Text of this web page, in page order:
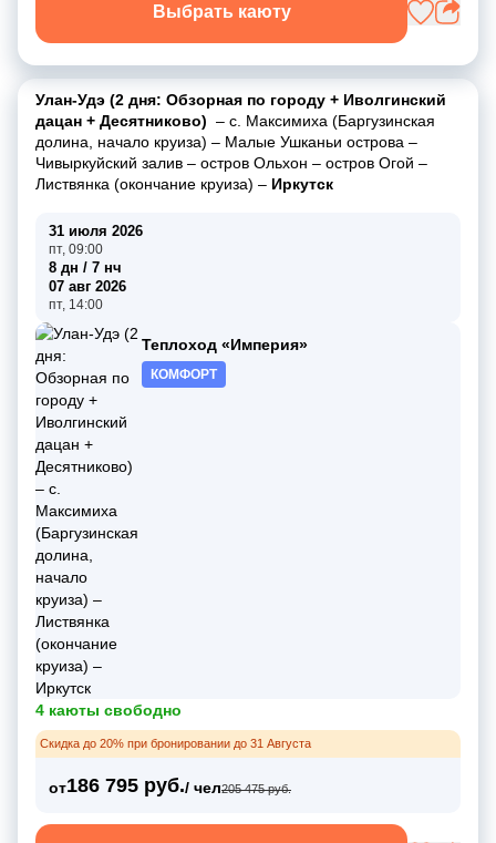
Выбрать каюту
Улан-Удэ (2 дня: Обзорная по городу + Иволгинский
дацан + Десятниково) – с. Максимиха (Баргузинская
долина, начало круиза) – Малые Ушканьи острова –
Чивыркуйский залив – остров Ольхон – остров Огой –
Листвянка (окончание круиза) – Иркутск
31 июля 2026
пт, 09:00
8 дн / 7 нч
07 авг 2026
пт, 14:00
Теплоход «Империя»
КОМФОРТ
4 каюты свободно
Скидка до 20% при бронировании до 31 Августа
от186 795 руб./ чел205 475 руб.